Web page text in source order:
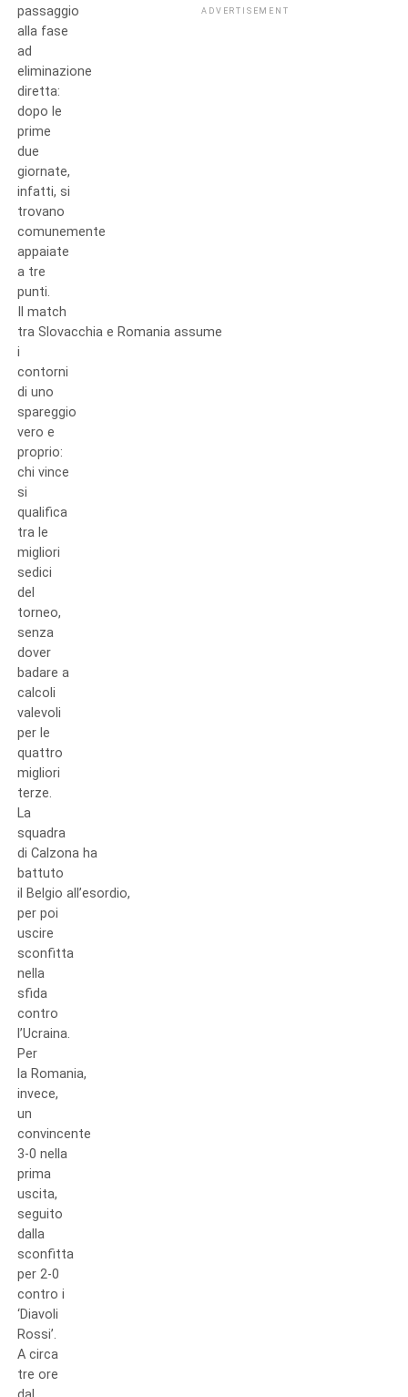
passaggio
alla fase
ad
eliminazione
diretta:
dopo le
prime
due
giornate,
infatti, si
trovano
comunemente
appaiate
a tre
punti.
Il match
tra Slovacchia e Romania assume
i
contorni
di uno
spareggio
vero e
proprio:
chi vince
si
qualifica
tra le
migliori
sedici
del
torneo,
senza
dover
badare a
calcoli
valevoli
per le
quattro
migliori
terze.
La
squadra
di Calzona ha
battuto
il Belgio all’esordio,
per poi
uscire
sconfitta
nella
sfida
contro
l’Ucraina.
Per
la Romania,
invece,
un
convincente
3-0 nella
prima
uscita,
seguito
dalla
sconfitta
per 2-0
contro i
‘Diavoli
Rossi’.
A circa
tre ore
ADVERTISEMENT